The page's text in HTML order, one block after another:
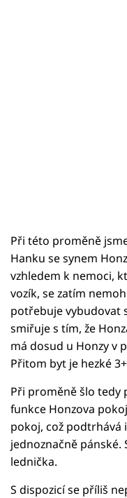
Při této proměně
Hanku se synem
vzhledem k nemoci,
vozík, se zatím
potřebuje vybudovat
smiřuje s tím, že
má dosud u Honzy v
Přitom byt je hezké
Při proměně šlo tedy
funkce Honzova
pokoj, což podtrhává
jednoznačně pánské.
lednička.
S dispozicí se příliš